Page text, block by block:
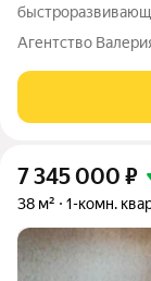
Москвой.
территорию
шоссе. Это
Агентство
7 345 000 ₽
38 м² 1-комн.